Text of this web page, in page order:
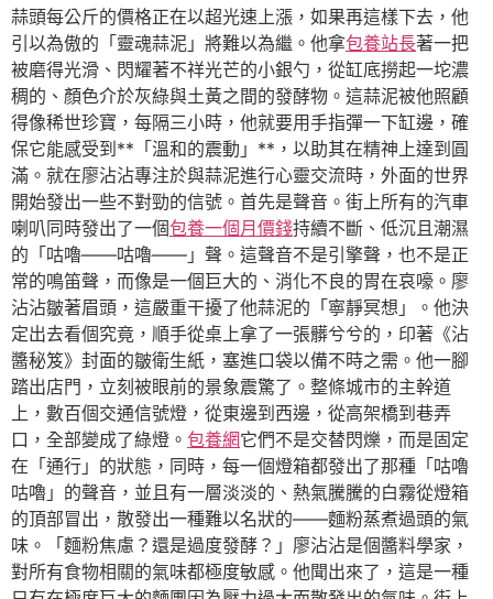
蒜頭每公斤的價格正在以超光速上漲，如果再這樣下去，他
引以為傲的「靈魂蒜泥」將難以為繼。他拿包養站長著一把
被磨得光滑、閃耀著不祥光芒的小銀勺，從缸底撈起一坨濃
稠的、顏色介於灰綠與土黃之間的發酵物。這蒜泥被他照顧
得像稀世珍寶，每隔三小時，他就要用手指彈一下缸邊，確
保它能感受到**「溫和的震動」**，以助其在精神上達到圓
滿。就在廖沾沾專注於與蒜泥進行心靈交流時，外面的世界
開始發出一些不對勁的信號。首先是聲音。街上所有的汽車
喇叭同時發出了一個包養一個月價錢持續不斷、低沉且潮濕
的「咕嚕——咕嚕——」聲。這聲音不是引擎聲，也不是正
常的鳴笛聲，而像是一個巨大的、消化不良的胃在哀嚎。廖
沾沾皺著眉頭，這嚴重干擾了他蒜泥的「寧靜冥想」。他決
定出去看個究竟，順手從桌上拿了一張髒兮兮的，印著《沾
醬秘笈》封面的皺衛生紙，塞進口袋以備不時之需。他一腳
踏出店門，立刻被眼前的景象震驚了。整條城市的主幹道
上，數百個交通信號燈，從東邊到西邊，從高架橋到巷弄
口，全部變成了綠燈。 包養網它們不是交替閃爍，而是固定
在「通行」的狀態，同時，每一個燈箱都發出了那種「咕嚕
咕嚕」的聲音，並且有一層淡淡的、熱氣騰騰的白霧從燈箱
的頂部冒出，散發出一種難以名狀的——麵粉蒸煮過頭的氣
味。「麵粉焦慮？還是過度發酵？」廖沾沾是個醬料學家，
對所有食物相關的氣味都極度敏感。他聞出來了，這是一種